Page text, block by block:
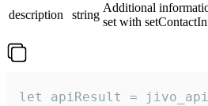
description
string
Additional
set with
let apiResult =